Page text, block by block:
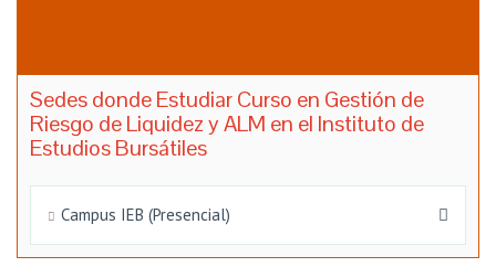
Sedes donde Estudiar Curso en Gestión de
Riesgo de Liquidez y ALM en el Instituto de
Estudios Bursátiles
Campus IEB (Presencial)